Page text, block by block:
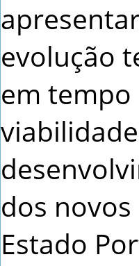
evolução
em
dos
Estado